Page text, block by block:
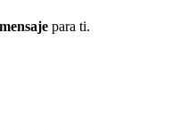
mensajepara ti.